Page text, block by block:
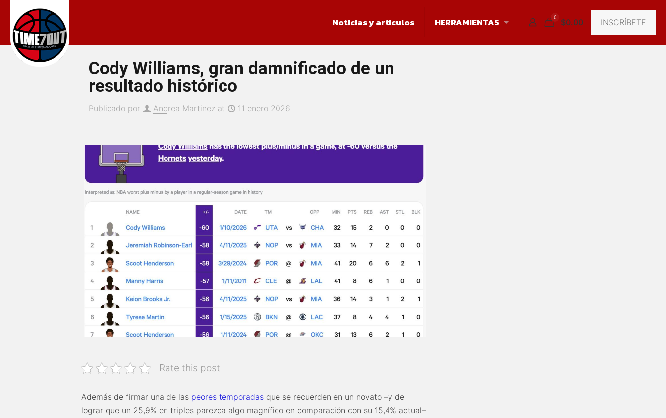
Noticias y articulos HERRAMIENTAS 0 $0.00 INSCRÍBETE
Cody Williams, gran damnificado de un
resultado histórico
Publicado por Andrea Martinez at 11 enero 2026
Rate this post
Además de firmar una de las peores temporadas que se recuerden en un novato –y de
lograr que un 25,9% en triples parezca algo magnífico en comparación con su 15,4% actual–